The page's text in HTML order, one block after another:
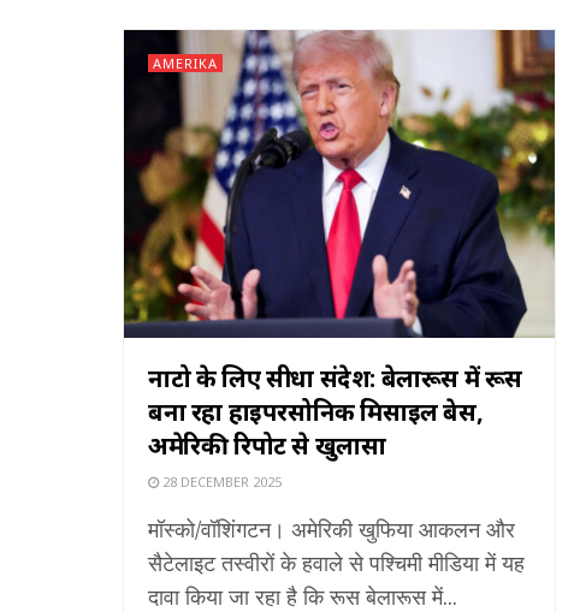
AMERIKA
नाटो के लिए सीधा संदेश: बेलारूस में रूस
बना रहा हाइपरसोनिक मिसाइल बेस,
अमेरिकी रिपोर्ट से खुलासा
28 DECEMBER 2025
मॉस्को/वॉशिंगटन। अमेरिकी खुफिया आकलन और
सैटेलाइट तस्वीरों के हवाले से पश्चिमी मीडिया में यह
दावा किया जा रहा है कि रूस बेलारूस में...